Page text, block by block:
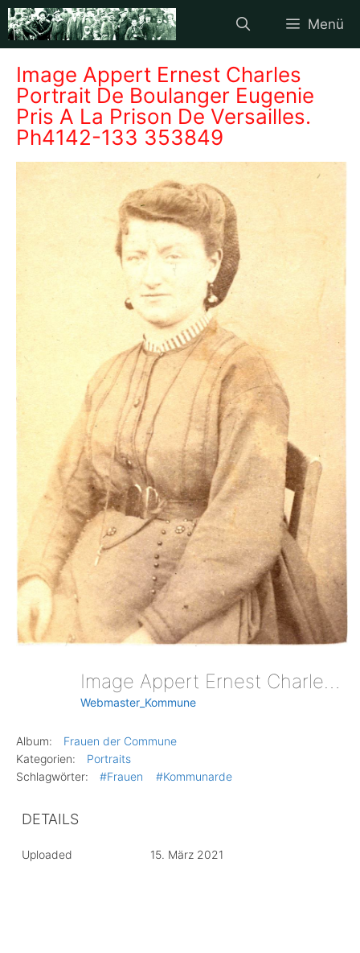
Zum
Inhalt
springen
Menü
Image Appert Ernest Charles
Portrait De Boulanger Eugenie
Pris A La Prison De Versailles.
Ph4142-133 353849
Webmaster_Kommune
Album:
Frauen der Commune
Kategorien:
Portraits
Schlagwörter:
#Frauen #Kommunarde
DETAILS
Uploaded 15. März 2021